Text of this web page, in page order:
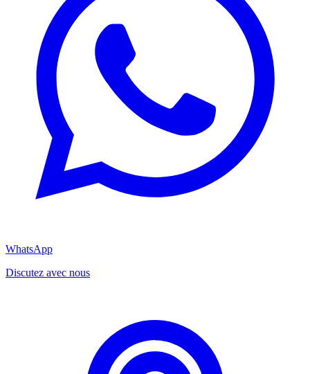
WhatsApp
Discutez avec nous